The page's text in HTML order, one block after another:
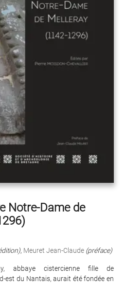
Notre-Dame de
, Meuret Jean-Claude (préface)
abbaye cistercienne fille de
est du Nantais, aurait été fondée en